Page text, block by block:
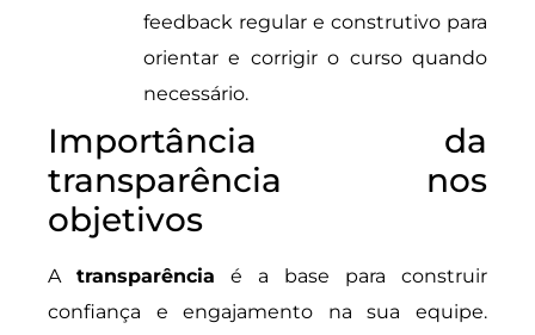
feedback regular e construtivo para
orientar e corrigir o curso quando
necessário.
Importância da
transparência nos
objetivos
A transparência é a base para construir
confiança e engajamento na sua equipe.